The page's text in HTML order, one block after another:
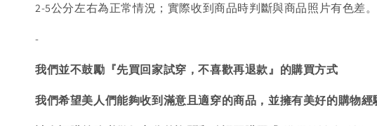
2-5公分左右為正常情況；實際收到商品時判斷與商品照片有色差
-
我們並不鼓勵『先買回家試穿，不喜歡再退款』的購買方式
我們希望美人們能夠收到滿意且適穿的商品，並擁有美好的購物經